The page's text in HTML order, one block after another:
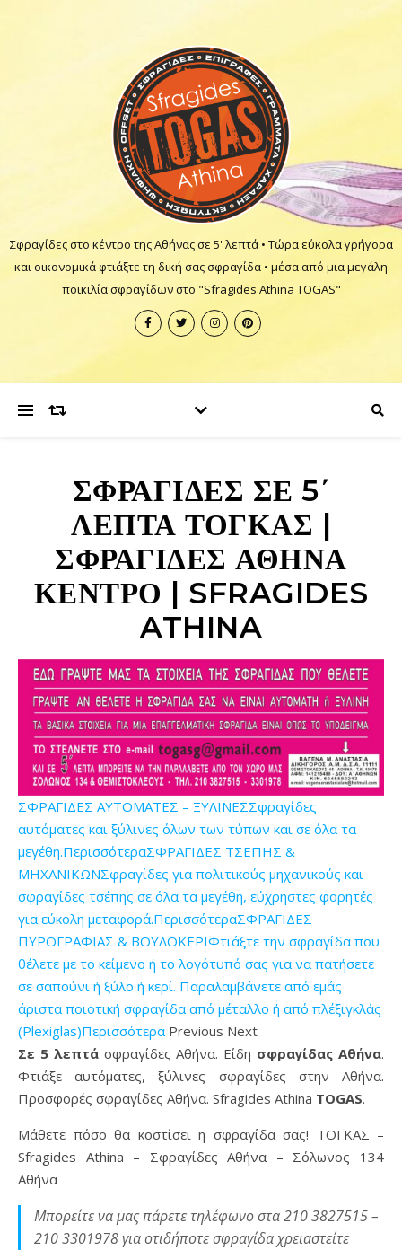
Σφραγίδες στο κέντρο της Αθήνας σε 5' λεπτά • Τώρα εύκολα γρήγορα
και οικονομικά φτιάξτε τη δική σας σφραγίδα • μέσα από μια μεγάλη
ποικιλία σφραγίδων στο "Sfragides Athina TOGAS"
ΣΦΡΑΓΊΔΕΣ ΣΕ 5΄
ΛΕΠΤΆ ΤΟΓΚΑΣ |
ΣΦΡΑΓΊΔΕΣ ΑΘΉΝΑ
ΚΈΝΤΡΟ | SFRAGIDES
ATHINA
ΣΦΡΑΓΙΔΕΣ ΑΥΤΟΜΑΤΕΣ – ΞΥΛΙΝΕΣΣφραγίδες
αυτόματες και ξύλινες όλων των τύπων και σε όλα τα
μεγέθη.ΠερισσότεραΣΦΡΑΓΙΔΕΣ ΤΣΕΠΗΣ &
ΜΗΧΑΝΙΚΩΝΣφραγίδες για πολιτικούς μηχανικούς και
σφραγίδες τσέπης σε όλα τα μεγέθη, εύχρηστες φορητές
για εύκολη μεταφορά.ΠερισσότεραΣΦΡΑΓΙΔΕΣ
ΠΥΡΟΓΡΑΦΙΑΣ & ΒΟΥΛΟΚΕΡΙΦτιάξτε την σφραγίδα που
θέλετε με το κείμενο ή το λογότυπό σας για να πατήσετε
σε σαπούνι ή ξύλο ή κερί. Παραλαμβάνετε από εμάς
άριστα ποιοτική σφραγίδα από μέταλλο ή από πλέξιγκλάς
(Plexiglas)ΠερισσότεραPrevious Next
Σε 5 λεπτά σφραγίδες Αθήνα. Είδη σφραγίδας Αθήνα.
Φτιάξε αυτόματες, ξύλινες σφραγίδες στην Αθήνα.
Προσφορές σφραγίδες Αθήνα. Sfragides Athina TOGAS.
Μάθετε πόσο θα κοστίσει η σφραγίδα σας! ΤΟΓΚΑΣ –
Sfragides Athina – Σφραγίδες Αθήνα – Σόλωνος 134
Αθήνα
Μπορείτε να μας πάρετε τηλέφωνο στα 210 3827515 –
210 3301978 για οτιδήποτε σφραγίδα χρειαστείτε